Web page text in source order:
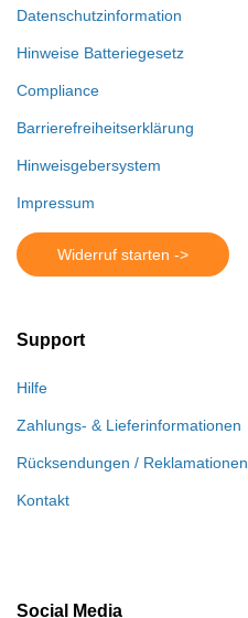
Datenschutzinformation
Hinweise Batteriegesetz
Compliance
Barrierefreiheitserklärung
Hinweisgebersystem
Impressum
Widerruf starten ->
Support
Hilfe
Zahlungs- & Lieferinformationen
Rücksendungen / Reklamationen
Kontakt
Social Media